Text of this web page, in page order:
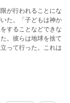
が行われることにな
た。「子どもは神か
することなどできな
。彼らは地球を捨て
って行った。これは